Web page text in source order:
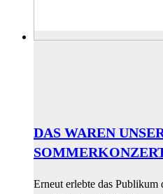
DAS WAREN
Erneut erlebte das Publikum